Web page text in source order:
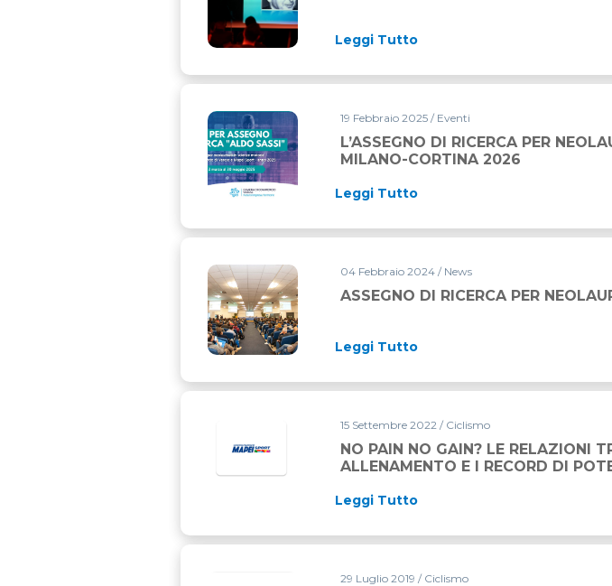
Leggi Tutto
19 Febbraio 2025 / Eventi
L’ASSEGNO DI RICERCA PER
MILANO-CORTINA 2026
Leggi Tutto
04 Febbraio 2024 / News
ASSEGNO DI RICERCA PER
Leggi Tutto
15 Settembre 2022 / Ciclismo
NO PAIN NO GAIN? LE RELAZIONI
ALLENAMENTO E I RECORD DI
Leggi Tutto
29 Luglio 2019 / Ciclismo